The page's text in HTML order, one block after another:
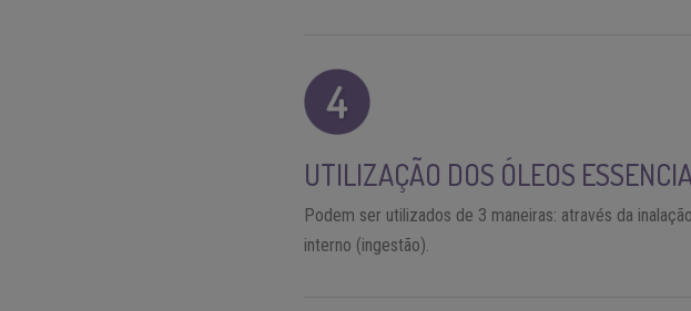
UTILIZAÇÃO DOS ÓLEOS
Podem ser utilizados de 3 maneiras: através da
interno (ingestão).